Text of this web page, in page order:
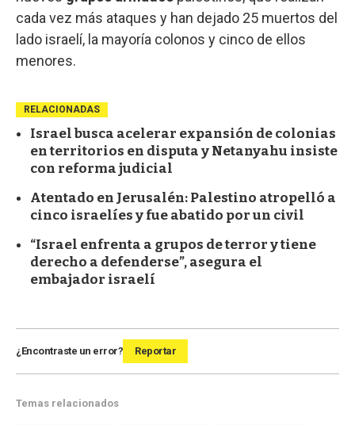
cada vez más ataques y han dejado 25 muertos del
lado israelí, la mayoría colonos y cinco de ellos
menores.
RELACIONADAS
Israel busca acelerar expansión de colonias
en territorios en disputa y Netanyahu insiste
con reforma judicial
Atentado en Jerusalén: Palestino atropelló a
cinco israelíes y fue abatido por un civil
“Israel enfrenta a grupos de terror y tiene
derecho a defenderse”, asegura el
embajador israelí
¿Encontraste un error? Reportar
Temas relacionados